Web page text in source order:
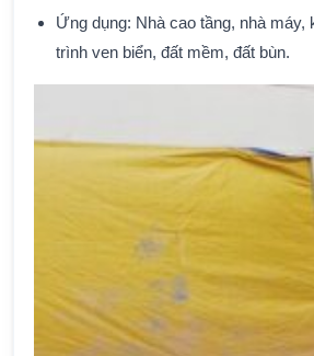
Ứng dụng: Nhà cao tầng, nhà
trình ven biển, đất mềm, đất bùn.